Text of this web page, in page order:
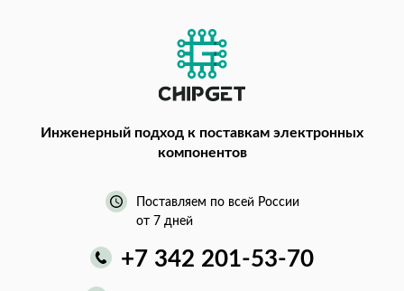
Инженерный подход к поставкам электронных
компонентов
Поставляем по всей России
от 7 дней
+7 342 201-53-70